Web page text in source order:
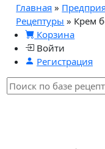
Главная »
Рецептуры » Крем
Корзина
Войти
Регистрация